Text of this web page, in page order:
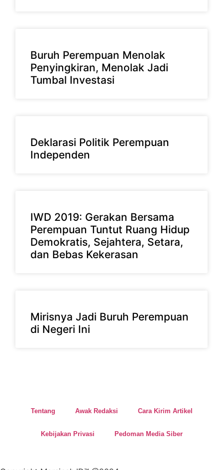
Buruh Perempuan Menolak
Penyingkiran, Menolak Jadi
Tumbal Investasi
Deklarasi Politik Perempuan
Independen
IWD 2019: Gerakan Bersama
Perempuan Tuntut Ruang Hidup
Demokratis, Sejahtera, Setara,
dan Bebas Kekerasan
Mirisnya Jadi Buruh Perempuan
di Negeri Ini
Tentang Awak Redaksi Cara Kirim Artikel
Kebijakan Privasi Pedoman Media Siber